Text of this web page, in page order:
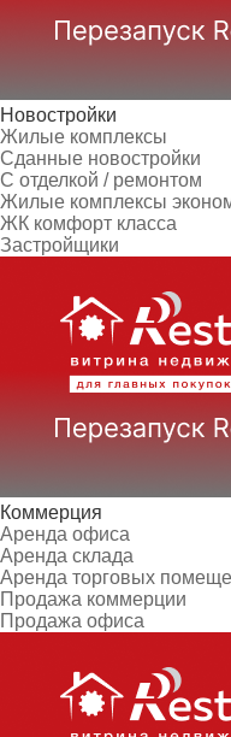
Новостройки
Жилые комплексы
Сданные новостройки
С отделкой / ремонтом
Жилые комплексы
ЖК комфорт класса
Застройщики
Коммерция
Аренда офиса
Аренда склада
Аренда торговых
Продажа коммерции
Продажа офиса